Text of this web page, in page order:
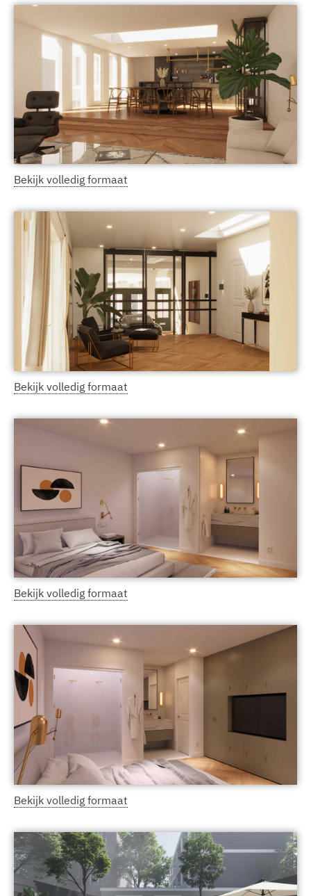
Bekijk volledig formaat
Bekijk volledig formaat
Bekijk volledig formaat
Bekijk volledig formaat